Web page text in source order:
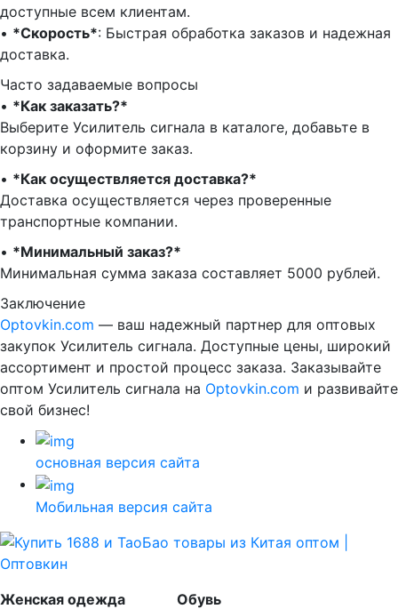
доступные всем клиентам.
•⁠ ⁠ *Скорость*: Быстрая обработка заказов и надежная
доставка.
Часто задаваемые вопросы
•⁠ ⁠*Как заказать?*
Выберите Усилитель сигнала в каталоге, добавьте в
корзину и оформите заказ.
•⁠ ⁠ *Как осуществляется доставка?*
Доставка осуществляется через проверенные
транспортные компании.
•⁠ ⁠ *Минимальный заказ?*
Минимальная сумма заказа составляет 5000 рублей.
Заключение
Optovkin.com — ваш надежный партнер для оптовых
закупок Усилитель сигнала. Доступные цены, широкий
ассортимент и простой процесс заказа. Заказывайте
оптом Усилитель сигнала на Optovkin.com и развивайте
свой бизнес!
основная версия сайта
Мобильная версия сайта
Женская одежда
Обувь